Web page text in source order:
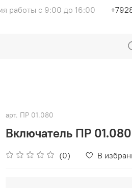
работы с 9:00 до 16:00
арт. ПР 01.080
Включатель ПР 01.080
(0) В